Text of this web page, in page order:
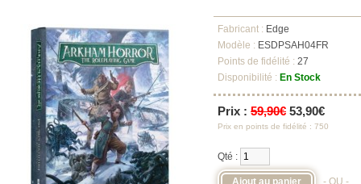
Fabricant : Edge
Modèle : ESDPSAH04FR
Points de fidélité : 27
Disponibilité : En Stock
Prix : 59,90€ 53,90€
Prix en points de fidélité : 750
Qté :
- OU -